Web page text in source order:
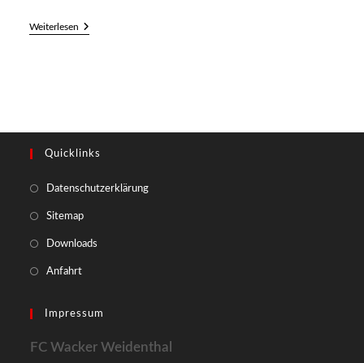
WeiterlesenD-
Quicklinks
DatenschutzerklärungOpens
SitemapOpens
Downloads
AnfahrtOpens
tab
Impressum
FC Wacker Weidenthal